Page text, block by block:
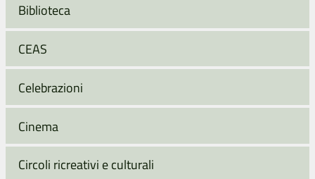
Biblioteca
CEAS
Celebrazioni
Cinema
Circoli ricreativi e culturali